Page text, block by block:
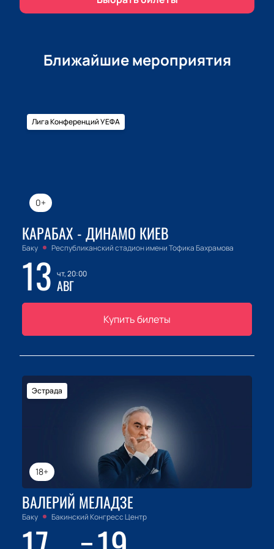
Ближайшие мероприятия
0+
Лига Конференций УЕФА
КАРАБАХ - ДИНАМО КИЕВ
Баку Республиканский стадион имени Тофика Бахрамова
13 чт, 20:00
АВГ
Купить билеты
18+
Эстрада
ВАЛЕРИЙ МЕЛАДЗЕ
Баку Бакинский Конгресс Центр